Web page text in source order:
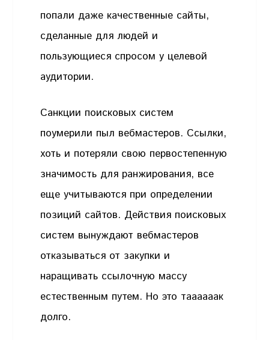
попали даже качественные сайты,
сделанные для людей и
пользующиеся спросом у целевой
аудитории.
Санкции поисковых систем
поумерили пыл вебмастеров. Ссылки,
хоть и потеряли свою первостепенную
значимость для ранжирования, все
еще учитываются при определении
позиций сайтов. Действия поисковых
систем вынуждают вебмастеров
отказываться от закупки и
наращивать ссылочную массу
естественным путем. Но это таааааак
долго.